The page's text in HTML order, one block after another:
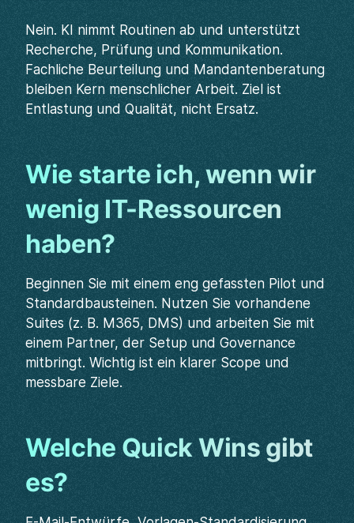
Nein. KI nimmt Routinen ab und unterstützt
Recherche, Prüfung und Kommunikation.
Fachliche Beurteilung und Mandantenberatung
bleiben Kern menschlicher Arbeit. Ziel ist
Entlastung und Qualität, nicht Ersatz.
Wie starte ich, wenn wir
wenig IT-Ressourcen
haben?
Beginnen Sie mit einem eng gefassten Pilot und
Standardbausteinen. Nutzen Sie vorhandene
Suites (z. B. M365, DMS) und arbeiten Sie mit
einem Partner, der Setup und Governance
mitbringt. Wichtig ist ein klarer Scope und
messbare Ziele.
Welche Quick Wins gibt
es?